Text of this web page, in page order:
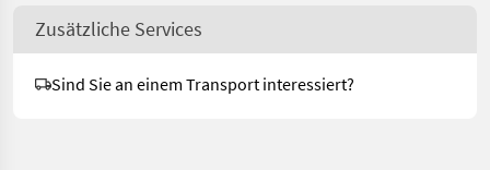
Zusätzliche Services
Sind Sie an einem Transport interessiert?